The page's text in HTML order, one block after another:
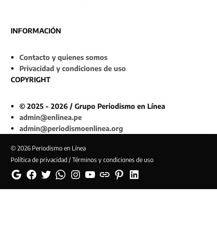
INFORMACIÓN
Contacto y quienes somos
Privacidad y condiciones de uso
COPYRIGHT
© 2025 - 2026 / Grupo Periodismo en Línea
admin@enlinea.pe
admin@periodismoenlinea.org
© 2026 Periodismo en Línea
Política de privacidad / Términos y condiciones de uso
GoogleFacebookTwitterWhatsappInstagramYouTubeWeb PinterestLinkedin